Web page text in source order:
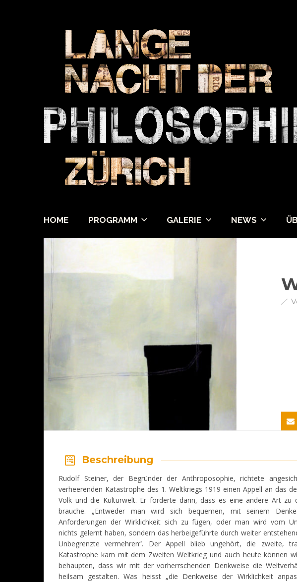
HOME PROGRAMM GALERIE NEWS
Beschreibung
Rudolf Steiner, der Begründer der Anthroposophie, richtete
verheerenden Katastrophe des 1. Weltkriegs 1919 einen Appell an das
Volk und die Kulturwelt. Er forderte darin, dass es eine andere Art zu
brauche. „Entweder man wird sich bequemen, mit seinem
Anforderungen der Wirklichkeit sich zu fügen, oder man wird vom
nichts gelernt haben, sondern das herbeigeführte durch weiter
Unbegrenzte vermehren“. Der Appell blieb ungehört, die zweite,
Katastrophe kam mit dem Zweiten Weltkrieg und auch heute können
behaupten, dass wir mit der vorherrschenden Denkweise die
heilsam gestalten. Was heisst „die Denkweise der Wirklichkeit